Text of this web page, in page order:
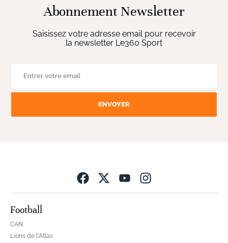
Abonnement Newsletter
Saisissez votre adresse email pour recevoir
la newsletter Le360 Sport
ENVOYER
Football
CAN
Lions de l'Atlas